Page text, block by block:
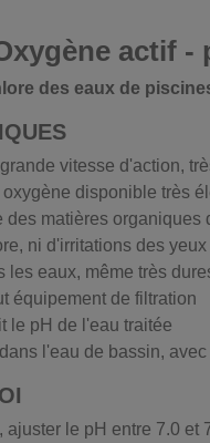
actif -
des eaux de
vitesse d'action,
disponible très
des matières organiques
ni d'irritations des
les eaux, même très
équipement de filtration
le pH de l'eau traitée
l'eau de bassin,
ajuster le pH entre 7.0 et